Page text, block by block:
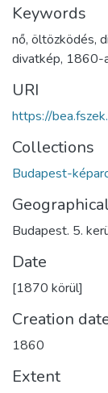
Keywords
nő, öltözködés,
divatkép, 1860-
URI
https://
Collections
Budapest-
Budapest. 5.
Date
[1870 körül]
Creation
1860
Extent